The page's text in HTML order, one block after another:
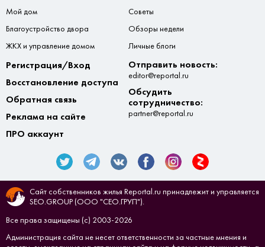
Мой дом
Благоустройство двора
ЖКХ и управление домом
Советы
Обзоры недели
Личные блоги
Регистрация/Вход
Восстановление доступа
Обратная связь
Реклама на сайте
ПРО аккаунт
Отправить новость:
editor@reportal.ru
Обсудить
сотрудничество:
partner@reportal.ru
Сайт собственников жилья Reportal.ru принадлежит и управляется
SEO.GROUP (ООО "СЕО.ГРУП").
Все права защищены (с) 2003-2026
Администрация сайта не несет ответственности за частные мнения и